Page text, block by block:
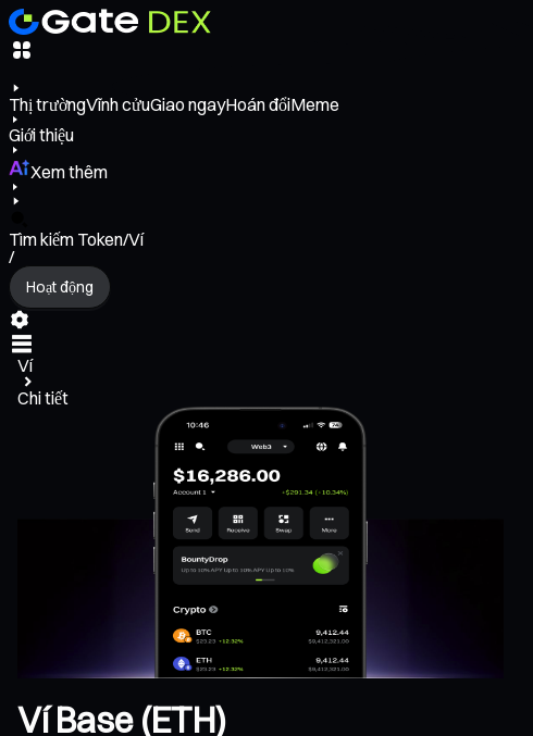
Thị trườngVĩnh cửuGiao ngayHoán đổiMeme
Giới thiệu
Xem thêm
Tìm kiếm Token/Ví
/
Hoạt động
Ví
Chi tiết
Ví Base (ETH)